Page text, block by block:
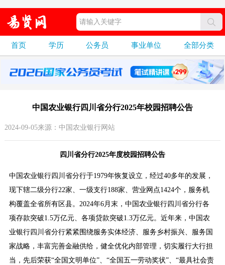
首页 学历 公务员 事业单位 全部分类
中国农业银行四川省分行2025年校园招聘公告
2024-09-05来源：中国农业银行网站
四川省分行2025年度校园招聘公告
中国农业银行四川省分行于1979年恢复设立，经过40多年的发展，
现下辖二级分行22家、一级支行188家、营业网点1424个，服务机
构覆盖全省所有区县。2024年6月末，中国农业银行四川省分行各
项存款突破1.5万亿元、各项贷款突破1.3万亿元。近年来，中国农
业银行四川省分行紧紧围绕服务实体经济、服务乡村振兴、服务国
家战略，丰富完善金融供给，健全优化内部管理，切实履行大行担
当，先后荣获“全国文明单位”、“全国五一劳动奖状”、“最具社会责